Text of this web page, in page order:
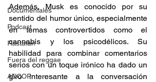
Documentales
Podcast
Rastafari
Fuera del reggae
ANCOP
Además, Musk es conocido por su
sentido del humor único, especialmente
en temas controvertidos como el
cannabis y los psicodélicos. Su
habilidad para combinar comentarios
serios con un toque irónico ha dado un
giro interesante a la conversación